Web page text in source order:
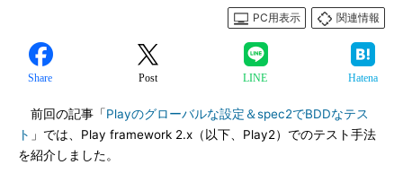
PC用表示
関連情報
Share Post LINE Hatena
前回の記事「Playのグローバルな設定＆spec2でBDDなテス
ト 」では、Play framework 2.x（以下、Play2）でのテスト手法
を紹介しました。